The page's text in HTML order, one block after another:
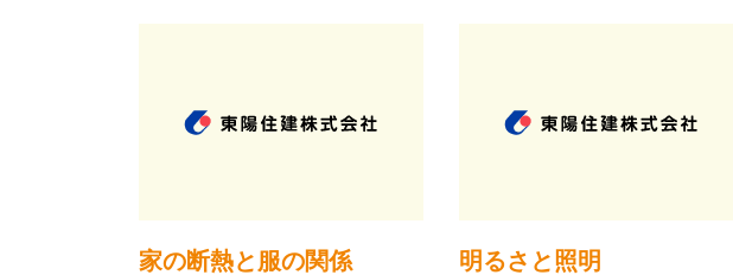
家の断熱と服の関係 明るさと照明